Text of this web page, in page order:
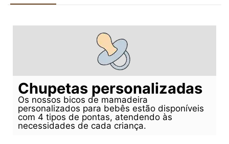
Chupetas personalizadas
Os nossos bicos de mamadeira
personalizados para bebês estão disponíveis
com 4 tipos de pontas, atendendo às
necessidades de cada criança.